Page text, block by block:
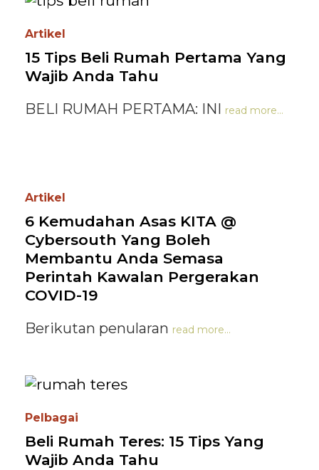
Artikel
15 Tips Beli Rumah Pertama Yang
Wajib Anda Tahu
BELI RUMAH PERTAMA: INI read more...
Artikel
6 Kemudahan Asas KITA @
Cybersouth Yang Boleh
Membantu Anda Semasa
Perintah Kawalan Pergerakan
COVID-19
Berikutan penularan read more...
Pelbagai
Beli Rumah Teres: 15 Tips Yang
Wajib Anda Tahu